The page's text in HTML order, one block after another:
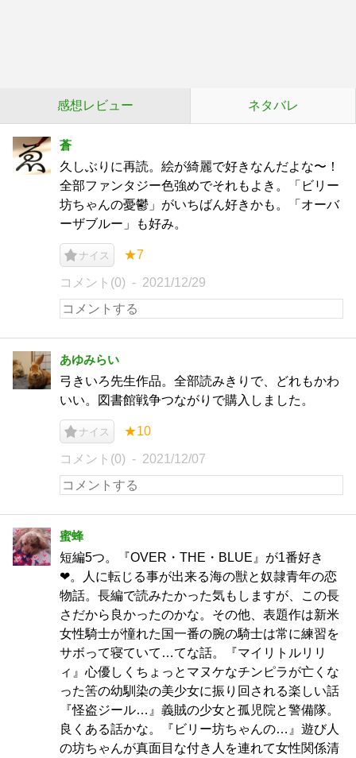
感想レビュー ネタバレ
蒼
久しぶりに再読。絵が綺麗で好きなんだよな〜！
全部ファンタジー色強めでそれもよき。「ビリー
坊ちゃんの憂鬱」がいちばん好きかも。「オーバ
ーザブルー」も好み。
ナイス ★7
コメント(0) 2021/12/29
あゆみらい
弓きいろ先生作品。全部読みきりで、どれもかわ
いい。図書館戦争つながりで購入しました。
ナイス ★10
コメント(0) 2021/12/07
蜜蜂
短編5つ。『OVER・THE・BLUE』が1番好き
❤。人に転じる事が出来る海の獣と奴隷青年の恋
物話。長編で読みたかった気もしますが、この長
さだから良かったのかな。その他、表題作は新米
女性騎士が憧れた国一番の腕の騎士は常に練習を
サボって寝ていて…てな話。『マイリトルリリ
ィ』心優しくちょっとマヌケなチンピラが亡くな
った筈の幼馴染の美少女に振り回される楽しい話
『怪盗ジール…』義賊の少女と孤児院と警備隊。
良くある話かな。『ビリー坊ちゃんの…』遊び人
の坊ちゃんが真面目な付き人を連れて女性関係清